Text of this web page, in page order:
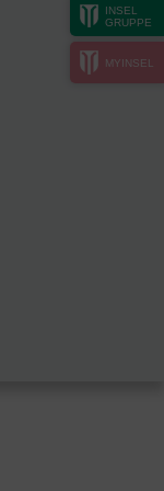
INSEL
GRUPPE
MYINSEL